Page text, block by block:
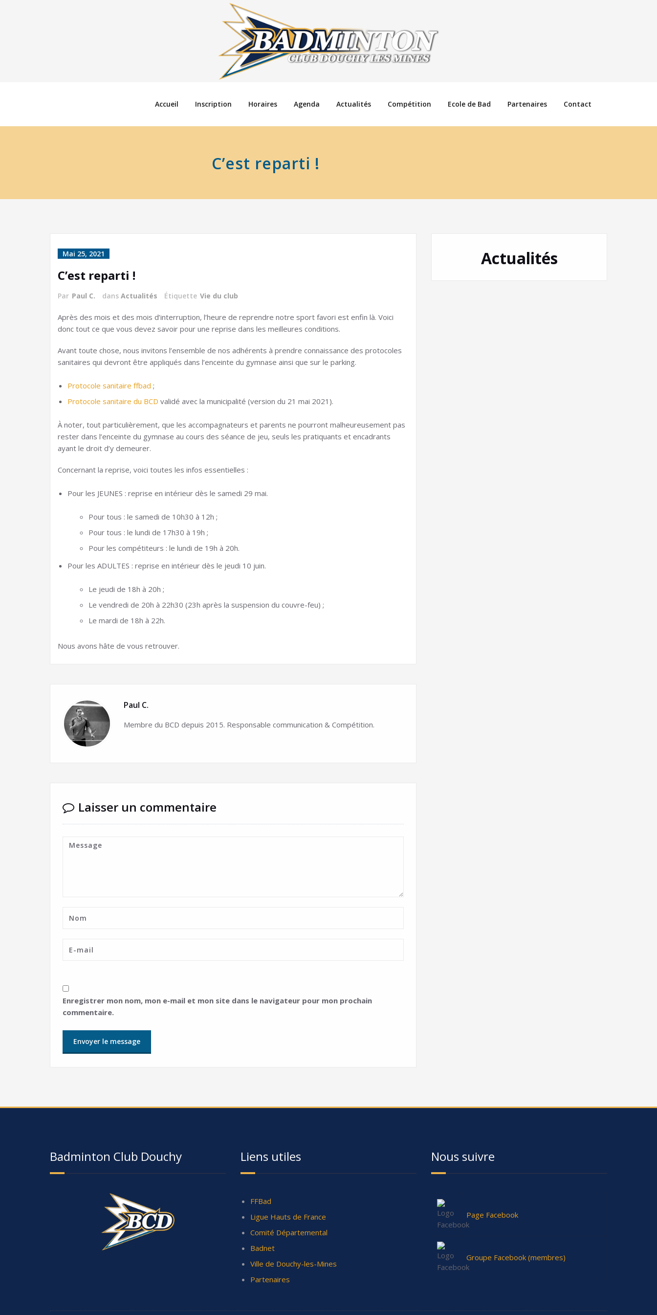
Accueil Inscription Horaires Agenda Actualités Compétition Ecole de Bad Partenaires Contact
C’est reparti !
Mai 25, 2021
C’est reparti !
Par Paul C. dans Actualités Étiquette Vie du club
Après des mois et des mois d’interruption, l’heure de reprendre notre sport favori est enfin là. Voici
donc tout ce que vous devez savoir pour une reprise dans les meilleures conditions.
Avant toute chose, nous invitons l’ensemble de nos adhérents à prendre connaissance des protocoles
sanitaires qui devront être appliqués dans l’enceinte du gymnase ainsi que sur le parking.
Protocole sanitaire ffbad ;
Protocole sanitaire du BCD validé avec la municipalité (version du 21 mai 2021).
À noter, tout particulièrement, que les accompagnateurs et parents ne pourront malheureusement pas
rester dans l’enceinte du gymnase au cours des séance de jeu, seuls les pratiquants et encadrants
ayant le droit d’y demeurer.
Concernant la reprise, voici toutes les infos essentielles :
Pour les JEUNES : reprise en intérieur dès le samedi 29 mai.
Pour tous : le samedi de 10h30 à 12h ;
Pour tous : le lundi de 17h30 à 19h ;
Pour les compétiteurs : le lundi de 19h à 20h.
Pour les ADULTES : reprise en intérieur dès le jeudi 10 juin.
Le jeudi de 18h à 20h ;
Le vendredi de 20h à 22h30 (23h après la suspension du couvre-feu) ;
Le mardi de 18h à 22h.
Nous avons hâte de vous retrouver.
Paul C.
Membre du BCD depuis 2015. Responsable communication & Compétition.
Laisser un commentaire
Enregistrer mon nom, mon e-mail et mon site dans le navigateur pour mon prochain
commentaire.
Actualités
Badminton Club Douchy Liens utiles
FFBad
Ligue Hauts de France
Comité Départemental
Badnet
Ville de Douchy-les-Mines
Partenaires
Nous suivre
Page Facebook
Groupe Facebook (membres)